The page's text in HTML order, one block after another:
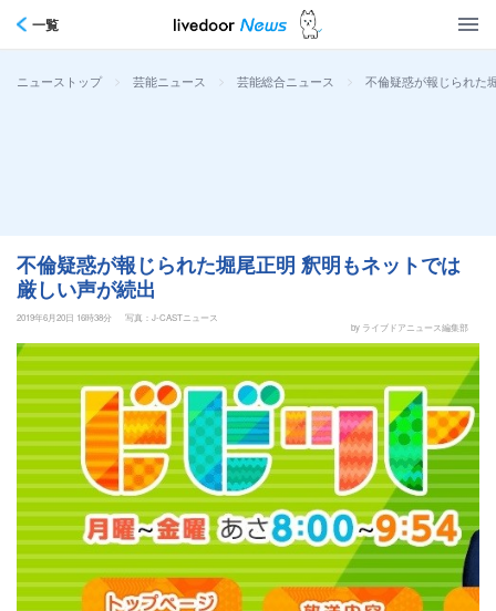
一覧
ニューストップ > 芸能ニュース > 芸能総合ニュース > 不倫疑惑が報じられた
不倫疑惑が報じられた堀尾正明 釈明もネットでは
厳しい声が続出
2019年6月20日 16時38分
写真：J-CASTニュース
by ライブドアニュース編集部